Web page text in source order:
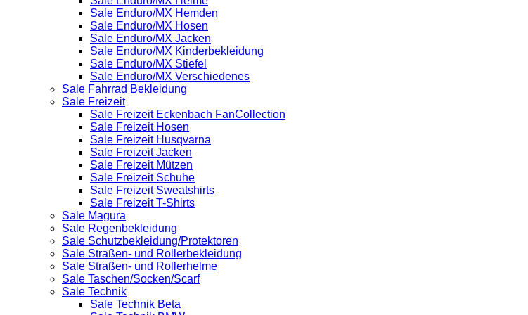
Sale Enduro/MX Hemden
Sale Enduro/MX Hosen
Sale Enduro/MX Jacken
Sale Enduro/MX Kinderbekleidung
Sale Enduro/MX Stiefel
Sale Enduro/MX Verschiedenes
Sale Fahrrad Bekleidung
Sale Freizeit
Sale Freizeit Eckenbach FanCollection
Sale Freizeit Hosen
Sale Freizeit Husqvarna
Sale Freizeit Jacken
Sale Freizeit Mützen
Sale Freizeit Schuhe
Sale Freizeit Sweatshirts
Sale Freizeit T-Shirts
Sale Magura
Sale Regenbekleidung
Sale Schutzbekleidung/Protektoren
Sale Straßen- und Rollerbekleidung
Sale Straßen- und Rollerhelme
Sale Taschen/Socken/Scarf
Sale Technik
Sale Technik Beta